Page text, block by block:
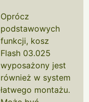
Oprócz
podstawowych
funkcji, kosz
Flash 03.025
wyposażony jest
również w system
łatwego montażu.